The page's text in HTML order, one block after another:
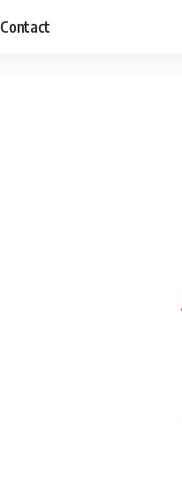
Contact